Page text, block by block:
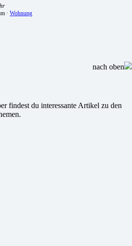
· Wohnung
nach oben
findest du interessante Artikel zu den